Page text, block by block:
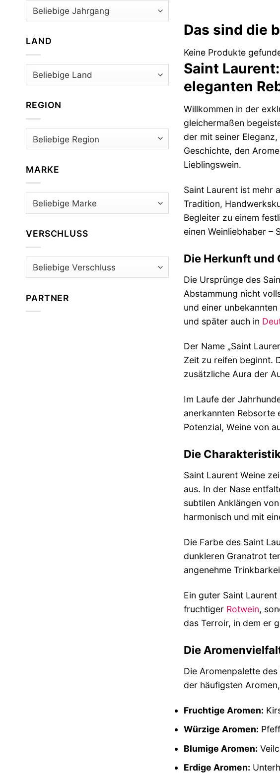
LAND
REGION
MARKE
VERSCHLUSS
PARTNER
Das sind die
Keine Produkte
Saint
eleganten
Willkommen in der
gleichermaßen
der mit seiner
Geschichte, den
Lieblingswein.
Saint Laurent ist mehr
Tradition,
Begleiter zu einem
einen Weinliebhaber –
Die Herkunft und
Die Ursprünge des
Abstammung nicht
und einer
und später auch in
Der Name „Saint
Zeit zu reifen beginnt.
zusätzliche Aura der
Im Laufe der
anerkannten Rebsorte
Potenzial, Weine von
Die
Saint Laurent Weine
aus. In der Nase
subtilen Anklängen
harmonisch und mit
Die Farbe des Saint
dunkleren Granatrot
angenehme
Ein guter Saint
fruchtiger Rotwein,
das Terroir, in dem er
Die
Die Aromenpalette
der häufigsten
Fruchtige Aromen:
Würzige Aromen:
Blumige Aromen:
Erdige Aromen: